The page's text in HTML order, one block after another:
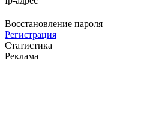
Восстановление пароля
Регистрация
Статистика
Реклама